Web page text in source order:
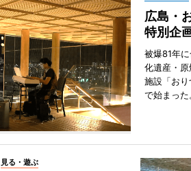
広島・
特別企
被爆81年
化遺産・
施設「おり
で始まった
見る・遊ぶ